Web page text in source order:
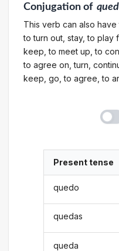
Conjugationof
This verb can also have
to turn out, stay, to play
keep, to meet up, to
to agree on, turn,
keep, go, to agree, to
Present tense
quedo
quedas
queda